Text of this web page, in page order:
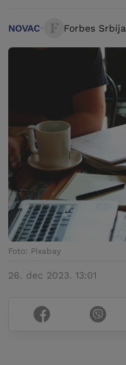
NOVAC Forbes Srbija
Foto: Pixabay
26. dec 2023. 13:01